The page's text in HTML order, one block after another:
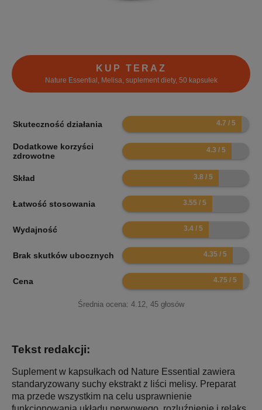
KUP TERAZ
Nature Essential, Melisa, suplement diety, 50 kapsułek
Skuteczność działania 9.4
Dodatkowe korzyści
zdrowotne
8.6
Skład 7.6
Łatwość stosowania 7.1
Wydajność 6.8
Brak skutków ubocznych 8.7
Cena 9.5
Średnia ocena: 4.12 45 głosów
Tekst redakcji:
Suplement w kapsułkach od Nature Essential zawiera
standaryzowany suchy ekstrakt z liści melisy. Preparat
ma przede wszystkim na celu usprawnienie